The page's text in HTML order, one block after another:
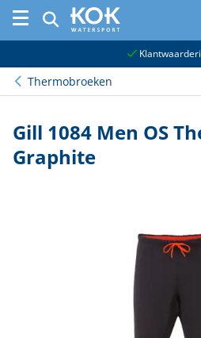
Thermobroeken
Gill 1084 Men OS
Graphite